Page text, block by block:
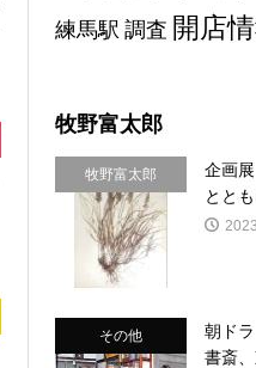
練馬駅 調査 開店
牧野富太郎
牧野富太郎
企画
ととも
その他
朝ド
書斎